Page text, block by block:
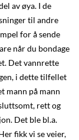
av øya. I de
til andre
for å sende
når du bondage
Det vannrette
i dette tilfellet
mann på mann
rett og
Det ble bl.a.
fikk vi se veier,